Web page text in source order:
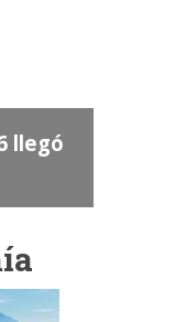
llegó